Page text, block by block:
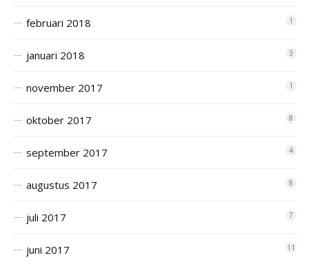
februari 2018 1
januari 2018 3
november 2017 1
oktober 2017 8
september 2017 4
augustus 2017 8
juli 2017 7
juni 2017 11